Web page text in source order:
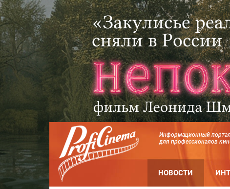
Информационный
для профессионалов
НОВОСТИ